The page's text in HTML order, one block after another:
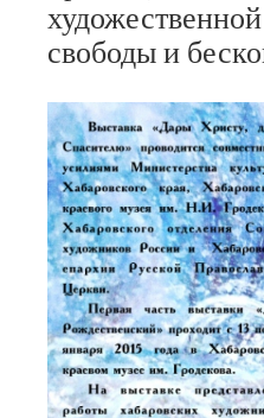
свободы и